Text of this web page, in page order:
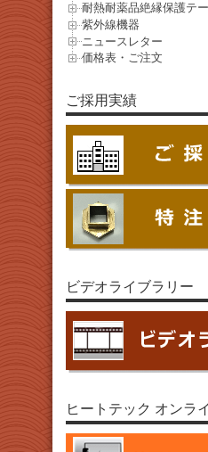
耐熱耐薬品絶縁保護テ
紫外線機器
ニュースレター
価格表・ご注文
ご採用実績
ビデオライブラリー
ヒートテック オンラ